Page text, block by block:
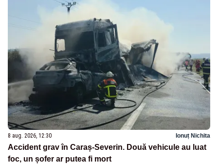
8 aug. 2026, 12:30 Ionuț Nichita
Accident grav în Caraș-Severin. Două vehicule au luat
foc, un șofer ar putea fi mort